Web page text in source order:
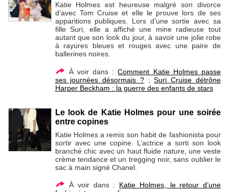
Katie Holmes est heureuse malgré son divorce
d’avec Tom Cruise et elle le prouve lors de ses
apparitions publiques. Lors d’une sortie avec sa
fille Suri, elle a affiché une mine radieuse tout
autant que son look du jour, à savoir une jolie robe
à rayures bleues et rouges avec une paire de
ballerines noires.
À voir dans :Comment Katie Holmes passe
ses journées désormais ?;Suri Cruise détrône
Harper Beckham : la guerre des enfants de stars
Le look de Katie Holmes pour une soirée
entre copines
Katie Holmes a remis son habit de fashionista pour
sortir avec une copine. L’actrice a sorti son look
branché chic avec un haut fluide nature, une veste
crème tendance et un tregging noir, sans oublier le
sac à main signé Chanel.
À voir dans : Katie Holmes, le retour d’une